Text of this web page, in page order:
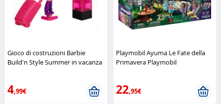
Gioco di costruzioni Barbie
Build'n Style Summer in vacanza
4,99€
Playmobil Ayuma Le Fate della
Primavera Playmobil
22,95€